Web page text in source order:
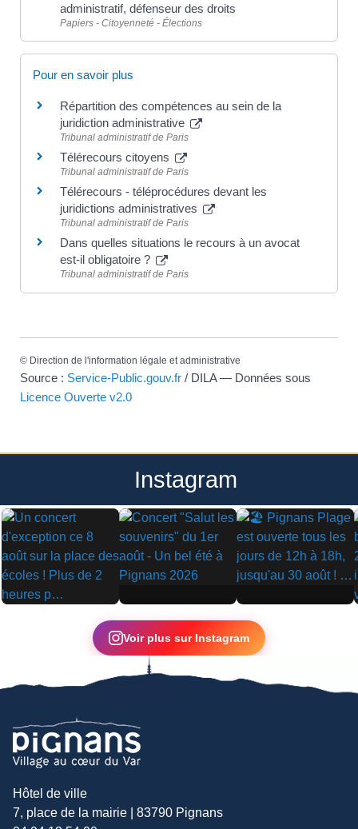
administratif, défenseur des droits
Papiers - Citoyenneté - Élections
Pour en savoir plus
Répartition des compétences au sein de la
juridiction administrative
Tribunal administratif de Paris
Télérecours citoyens
Tribunal administratif de Paris
Télérecours - téléprocédures devant les
juridictions administratives
Tribunal administratif de Paris
Dans quelles situations le recours à un avocat
est-il obligatoire ?
Tribunal administratif de Paris
© Direction de l'information légale et administrative
Source : Service-Public.gouv.fr / DILA — Données sous
Licence Ouverte v2.0
Instagram
▶
▶ ▶
Voir plus sur Instagram
Hôtel de ville
7, place de la mairie | 83790 Pignans